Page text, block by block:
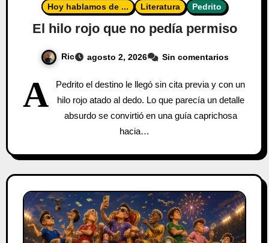
Hoy hablamos de ... Literatura Pedrito
El hilo rojo que no pedía permiso
Ric agosto 2, 2026 Sin comentarios
A
Pedrito el destino le llegó sin cita previa y con un
hilo rojo atado al dedo. Lo que parecía un detalle
absurdo se convirtió en una guía caprichosa
hacia…